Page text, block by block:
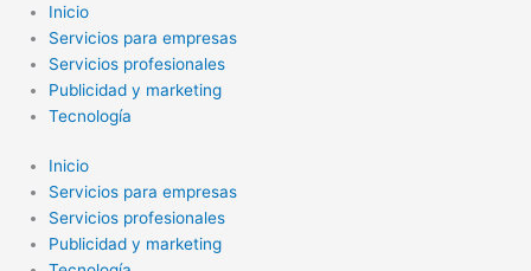
Inicio
Servicios para empresas
Servicios profesionales
Publicidad y marketing
Tecnología
Inicio
Servicios para empresas
Servicios profesionales
Publicidad y marketing